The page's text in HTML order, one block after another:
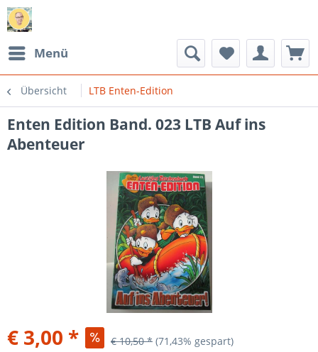
Menü
Übersicht LTB Enten-Edition
Enten Edition Band. 023 LTB Auf ins
Abenteuer
€ 3,00 * € 10,50 * (71,43% gespart)